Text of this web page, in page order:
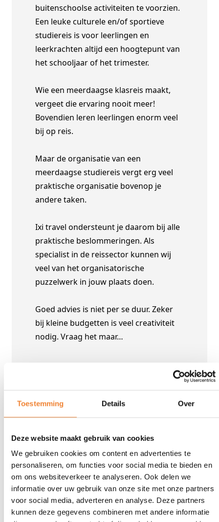
Toestemming Details Over
Deze website maakt gebruik van cookies
We gebruiken cookies om content en advertenties te
personaliseren, om functies voor social media te bieden en
om ons websiteverkeer te analyseren. Ook delen we
informatie over uw gebruik van onze site met onze partners
voor social media, adverteren en analyse. Deze partners
kunnen deze gegevens combineren met andere informatie
buitenschoolse activiteiten te voorzien.
Een leuke culturele en/of sportieve
studiereis is voor leerlingen en
leerkrachten altijd een hoogtepunt van
het schooljaar of het trimester.
Wie een meerdaagse klasreis maakt,
vergeet die ervaring nooit meer!
Bovendien leren leerlingen enorm veel
bij op reis.
Maar de organisatie van een
meerdaagse studiereis vergt erg veel
praktische organisatie bovenop je
andere taken.
Ixi travel ondersteunt je daarom bij alle
praktische beslommeringen. Als
specialist in de reissector kunnen wij
veel van het organisatorische
puzzelwerk in jouw plaats doen.
Goed advies is niet per se duur. Zeker
bij kleine budgetten is veel creativiteit
nodig. Vraag het maar…
Wordt het een busreis?
Onze leveranciers beschikken over
autocars met 16 tot 90 plaatsen. De
bussen beschikken standaard over een
Wordt het een vlieg – of treinreis?